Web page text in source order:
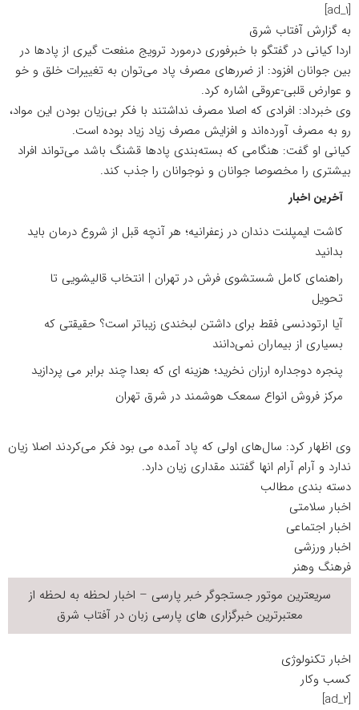
[ad_1]
به گزارش آفتاب شرق
اردا کیانی در گفتگو با خبرفوری درمورد ترویج منفعت گیری از پادها در
بین جوانان افزود: از ضررهای مصرف پاد می‌توان به تغییرات خلق و خو
و عوارض قلبی-عروقی اشاره کرد.
وی خبرداد: افرادی که اصلا مصرف نداشتند با فکر بی‌زیان بودن این مواد،
رو به مصرف آورده‌اند و افزایش مصرف زیاد زیاد بوده است.
کیانی او گفت: هنگامی که بسته‌بندی پادها قشنگ باشد می‌تواند افراد
بیشتری را مخصوصا جوانان و نوجوانان را جذب کند.
آخرین اخبار
کاشت ایمپلنت دندان در زعفرانیه؛ هر آنچه قبل از شروع درمان باید
بدانید
راهنمای کامل شستشوی فرش در تهران | انتخاب قالیشویی تا
تحویل
آیا ارتودنسی فقط برای داشتن لبخندی زیباتر است؟ حقیقتی که
بسیاری از بیماران نمی‌دانند
پنجره دوجداره ارزان نخرید؛ هزینه ای که بعدا چند برابر می پردازید
مرکز فروش انواع سمعک هوشمند در شرق تهران
وی اظهار کرد: سال‌های اولی که پاد آمده می بود فکر می‌کردند اصلا زیان
ندارد و آرام آرام انها گفتند مقداری زیان دارد.
دسته بندی مطالب
اخبار سلامتی
اخبار اجتماعی
اخبار ورزشی
فرهنگ وهنر
سریعترین موتور جستجوگرخبر پارسی – اخبار لحظه به لحظه از
معتبرترین خبرگزاری های پارسی زبان درآفتاب شرق
اخبار تکنولوژی
کسب وکار
[ad_2]